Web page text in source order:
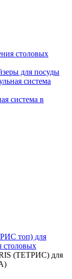
столовых
для посуды
система
система в
топ) для
столовых
(ТЕТРИС) для